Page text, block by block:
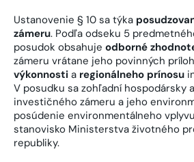
Ustanovenie § 10 sa týka
zámeru. Podľa odseku 5
posudok obsahuje odborné
zámeru vrátane jeho povinných
výkonnosti a regionálneho prínosu
V posudku sa zohľadní hospodársky
investičného zámeru a jeho
posúdenie environmentálneho
stanovisko Ministerstva životného
republiky.